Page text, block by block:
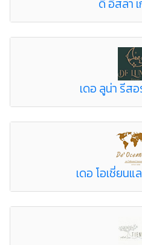
ดิ อิสล่า เ
เดอ ลูน่า รีสอ
เดอ โอเชี่ยนแ